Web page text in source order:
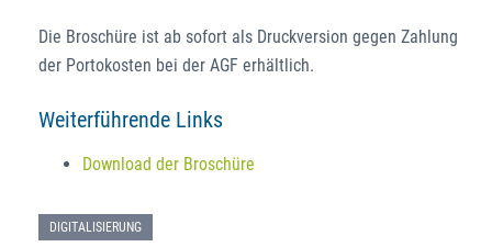
Die Broschüre ist ab sofort als Druckversion gegen Zahlung
der Portokosten bei der AGF erhältlich.
Weiterführende Links
Download der Broschüre
DIGITALISIERUNG